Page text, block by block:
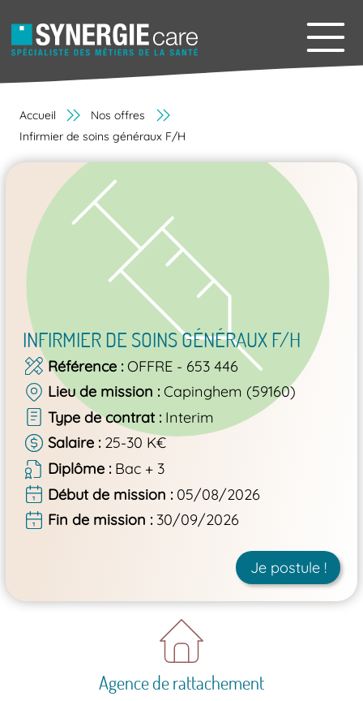
Accueil
Nos offres
Infirmier de soins généraux F/H
INFIRMIER DE SOINS GÉNÉRAUX F/H
Référence OFFRE - 653 446
Lieu de mission
Capinghem (59160)
Type de contrat
Interim
Salaire
25-30 K€
Diplôme
Bac + 3
Début de mission
05/08/2026
Fin de mission
30/09/2026
Je postule !
Agence de rattachement